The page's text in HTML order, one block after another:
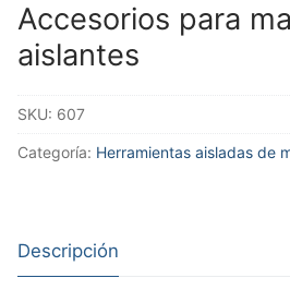
Accesorios para
aislantes
SKU: 607
Categoría: Herramientas aisladas de
Descripción